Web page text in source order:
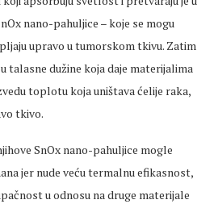
nano-pahuljice – koje se mogu
upravo u tumorskom tkivu. Zatim
talasne dužine koja daje materijalima
toplotu koja uništava ćelije raka,
tkivo.
SnOx nano-pahuljice mogle
jer nude veću termalnu efikasnost,
u odnosu na druge materijale